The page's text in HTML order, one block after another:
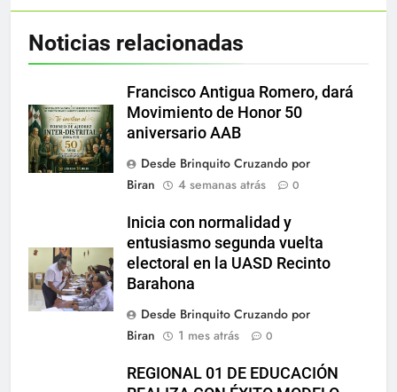
Noticias relacionadas
Francisco Antigua Romero, dará
Movimiento de Honor 50
aniversario AAB
Desde Brinquito Cruzando por
Biran
4 semanas atrás 0
Inicia con normalidad y
entusiasmo segunda vuelta
electoral en la UASD Recinto
Barahona
Desde Brinquito Cruzando por
Biran
1 mes atrás 0
REGIONAL 01 DE EDUCACIÓN